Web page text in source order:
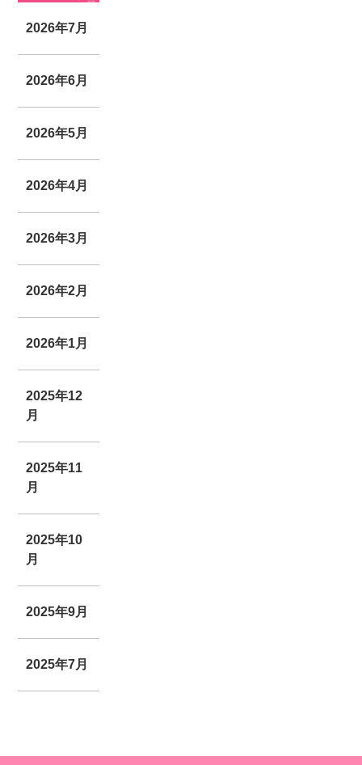
2026年7月
2026年6月
2026年5月
2026年4月
2026年3月
2026年2月
2026年1月
2025年12
月
2025年11
月
2025年10
月
2025年9月
2025年7月